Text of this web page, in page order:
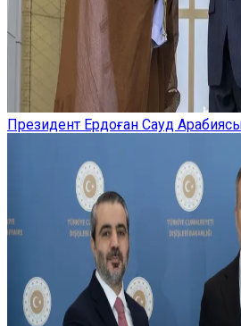
Президент Ердоған Сауд